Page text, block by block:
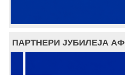
ПАРТНЕРИ ЈУБИЛЕЈА АФ